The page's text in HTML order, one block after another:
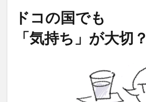
ドコの国でも
「気持ち」が大切？